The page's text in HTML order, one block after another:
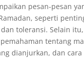
pesan-pesan
seperti
toleransi. Selain
tentang
dianjurkan, dan cara